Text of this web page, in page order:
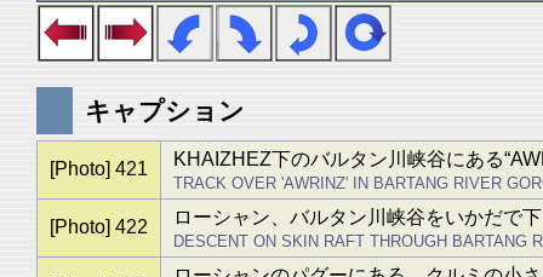
キャプション
[Photo] 421 KHAIZHEZ下のバルタン川峡谷にある
TRACK OVER 'AWRINZ' IN BARTANG RIVER
[Photo] 422 ローシャン、バルタン川峡谷をいかだで
DESCENT ON SKIN RAFT THROUGH BARTANG